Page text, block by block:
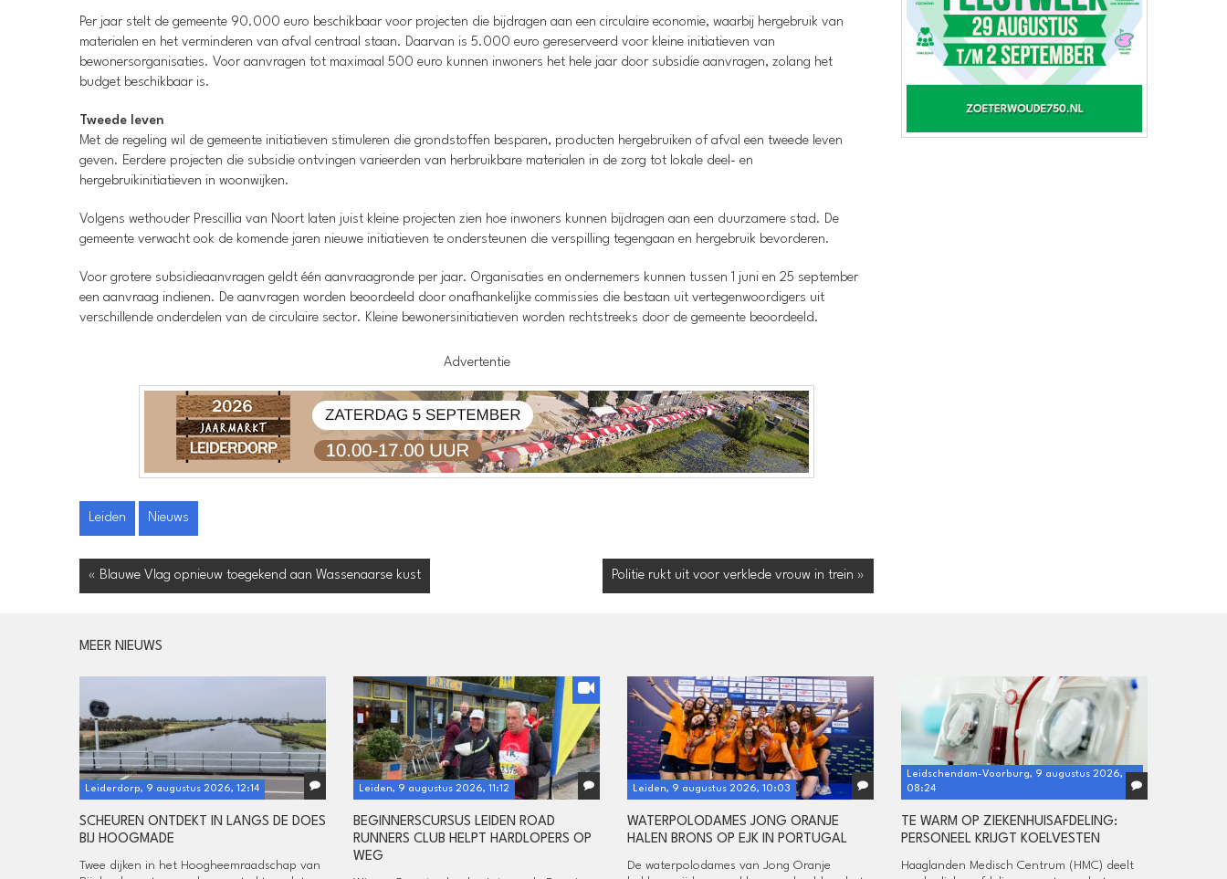
Per jaar stelt de gemeente 90.000 euro beschikbaar voor projecten die bijdragen aan een circulaire economie, waarbij hergebruik van
materialen en het verminderen van afval centraal staan. Daarvan is 5.000 euro gereserveerd voor kleine initiatieven van
bewonersorganisaties. Voor aanvragen tot maximaal 500 euro kunnen inwoners het hele jaar door subsidie aanvragen, zolang het
budget beschikbaar is.
Tweede leven
Met de regeling wil de gemeente initiatieven stimuleren die grondstoffen besparen, producten hergebruiken of afval een tweede leven
geven. Eerdere projecten die subsidie ontvingen varieerden van herbruikbare materialen in de zorg tot lokale deel- en
hergebruikinitiatieven in woonwijken.
Volgens wethouder Prescillia van Noort laten juist kleine projecten zien hoe inwoners kunnen bijdragen aan een duurzamere stad. De
gemeente verwacht ook de komende jaren nieuwe initiatieven te ondersteunen die verspilling tegengaan en hergebruik bevorderen.
Voor grotere subsidieaanvragen geldt één aanvraagronde per jaar. Organisaties en ondernemers kunnen tussen 1 juni en 25 september
een aanvraag indienen. De aanvragen worden beoordeeld door onafhankelijke commissies die bestaan uit vertegenwoordigers uit
verschillende onderdelen van de circulaire sector. Kleine bewonersinitiatieven worden rechtstreeks door de gemeente beoordeeld.
Advertentie
Leiden Nieuws
« Blauwe Vlag opnieuw toegekend aan Wassenaarse kust Politie rukt uit voor verklede vrouw in trein »
MEER NIEUWS
Leiderdorp, 9 augustus 2026, 12:14
SCHEUREN ONTDEKT IN LANGS DE DOES
BIJ HOOGMADE
Twee dijken in het Hoogheemraadschap van
Leiden, 9 augustus 2026, 11:12
BEGINNERSCURSUS LEIDEN ROAD
RUNNERS CLUB HELPT HARDLOPERS OP
WEG
Leiden, 9 augustus 2026, 10:03
WATERPOLODAMES JONG ORANJE
HALEN BRONS OP EJK IN PORTUGAL
De waterpolodames van Jong Oranje
Leidschendam-Voorburg, 9 augustus 2026,
08:24
TE WARM OP ZIEKENHUISAFDELING:
PERSONEEL KRIJGT KOELVESTEN
Haaglanden Medisch Centrum (HMC) deelt